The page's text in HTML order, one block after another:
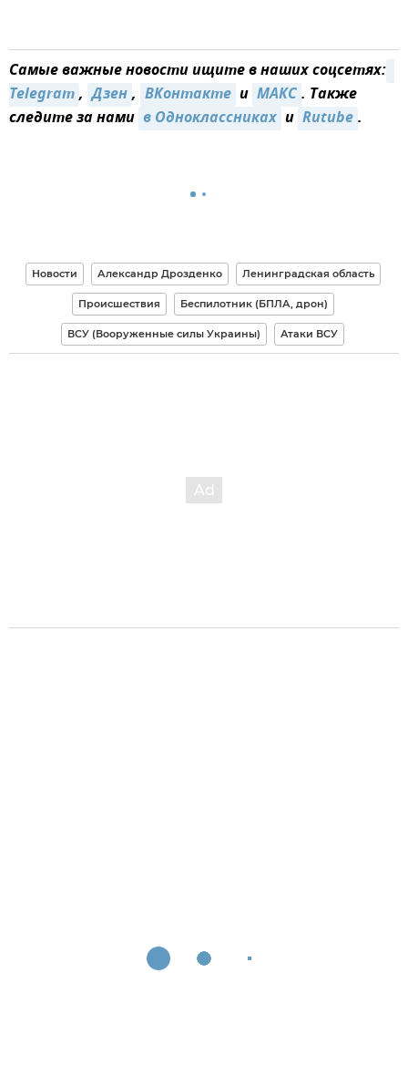
Самые важные новости ищите в наших соцсетях:
Telegram, Дзен, ВКонтакте и MAКС. Также
следите за нами в Одноклассниках и Rutube.
Новости Александр Дрозденко Ленинградская область
Происшествия Беспилотник (БПЛА, дрон)
ВСУ (Вооруженные силы Украины) Атаки ВСУ